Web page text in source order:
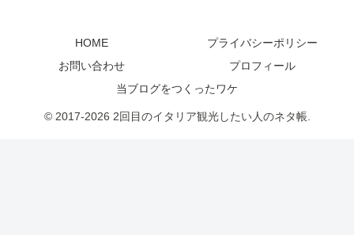
HOME
プライバシーポリシー
お問い合わせ
プロフィール
当ブログをつくったワケ
© 2017-2026 2回目のイタリア観光したい人のネタ帳.